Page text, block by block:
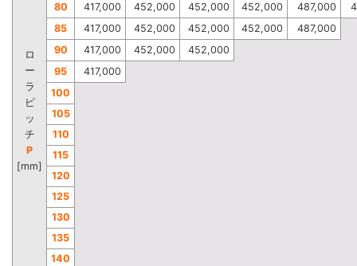
ロ
ー
ラ
ピ
ッ
チ
P
[mm]
80
417,000 452,000 452,000 452,000 487,000
85
417,000 452,000 452,000 452,000
487,000
90
417,000 452,000
452,000
95
417,000
100
105
110
115
120
125
130
135
140